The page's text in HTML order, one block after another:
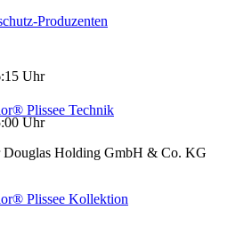
Produzenten
Plissee Technik
Plissee Kollektion
Uhr
Uhr
Holding GmbH & Co. KG